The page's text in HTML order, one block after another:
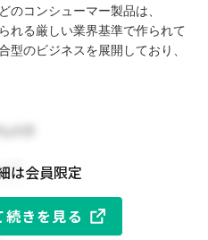
のコンシューマー製品は、
れる厳しい業界基準で作られて
型のビジネスを展開しており、
の方
方
は会員限定
きを見る